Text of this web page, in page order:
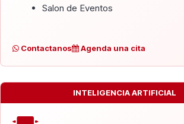
Salon de Eventos
Contactanos Agenda una cita
INTELIGENCIA ARTIFICIAL